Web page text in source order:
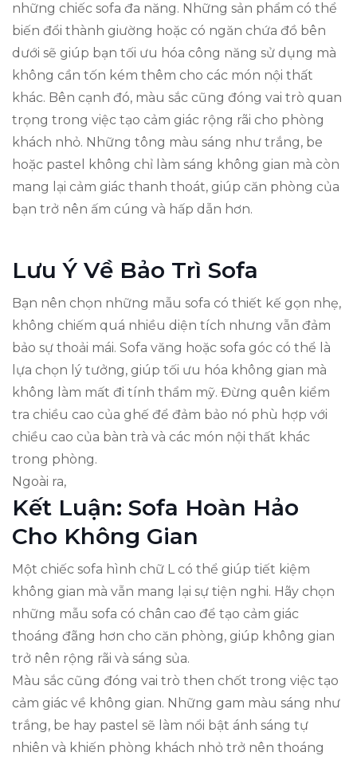
những chiếc sofa đa năng. Những sản phẩm có thể
biến đổi thành giường hoặc có ngăn chứa đồ bên
dưới sẽ giúp bạn tối ưu hóa công năng sử dụng mà
không cần tốn kém thêm cho các món nội thất
khác. Bên cạnh đó, màu sắc cũng đóng vai trò quan
trọng trong việc tạo cảm giác rộng rãi cho phòng
khách nhỏ. Những tông màu sáng như trắng, be
hoặc pastel không chỉ làm sáng không gian mà còn
mang lại cảm giác thanh thoát, giúp căn phòng của
bạn trở nên ấm cúng và hấp dẫn hơn.
Lưu Ý Về Bảo Trì Sofa
Bạn nên chọn những mẫu sofa có thiết kế gọn nhẹ,
không chiếm quá nhiều diện tích nhưng vẫn đảm
bảo sự thoải mái. Sofa văng hoặc sofa góc có thể là
lựa chọn lý tưởng, giúp tối ưu hóa không gian mà
không làm mất đi tính thẩm mỹ. Đừng quên kiểm
tra chiều cao của ghế để đảm bảo nó phù hợp với
chiều cao của bàn trà và các món nội thất khác
trong phòng.
Ngoài ra,
Kết Luận: Sofa Hoàn Hảo
Cho Không Gian
Một chiếc sofa hình chữ L có thể giúp tiết kiệm
không gian mà vẫn mang lại sự tiện nghi. Hãy chọn
những mẫu sofa có chân cao để tạo cảm giác
thoáng đãng hơn cho căn phòng, giúp không gian
trở nên rộng rãi và sáng sủa.
Màu sắc cũng đóng vai trò then chốt trong việc tạo
cảm giác về không gian. Những gam màu sáng như
trắng, be hay pastel sẽ làm nổi bật ánh sáng tự
nhiên và khiến phòng khách nhỏ trở nên thoáng